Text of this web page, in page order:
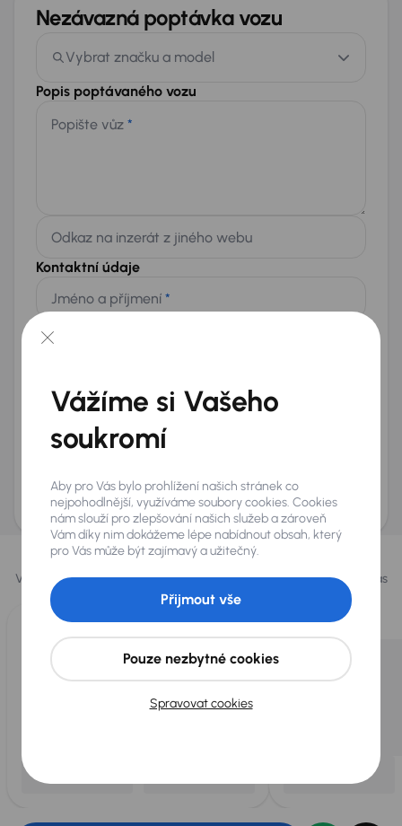
Nezávazná poptávka vozu
Vybrat značku a model
Popis poptávaného vozu
Popište vůz *
Odkaz na inzerát z jiného webu
Kontaktní údaje
Jméno a příjmení *
Přeji si dostávat informace o atraktivních slevových
nabídkách
AURES Holdings a.s., se sídlem Dopraváků 874/15, Čimice, 184 00 Praha 8 bude
uchovávat a zpracovávat vaše osobní údaje v souladu se zásadami ochrany a
zpracováníosobních údajů.
Vybrali jsme pro vás
Vybíráme pro vás tynejlepší vozyz naší nabídky. Každý den pro vás
vykoupíme až 400 vozů
Vážíme si Vašeho
soukromí
Aby pro Vás bylo prohlížení našich stránek co
nejpohodlnější, využíváme soubory cookies. Cookies
nám slouží pro zlepšování našich služeb a zároveň
Vám díky nim dokážeme lépe nabídnout obsah, který
pro Vás může být zajímavý a užitečný.
Spravovat cookies
Pouze nezbytné cookies
Přijmout vše